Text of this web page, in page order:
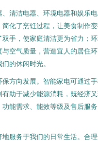
清洁电器、环境电器和娱乐电
化了烹饪过程，让美食制作
手，使家庭清洁更为省力；
空气质量，营造宜人的居住环
的休闲时光。
方向发展。智能家电可通过
助于减少能源消耗，既经济
能需求、能效等级及售后服
服务于我们的日常生活。合